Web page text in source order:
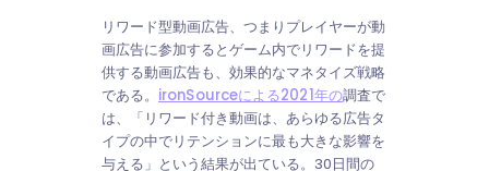
リワード型動画広告、つまりプレイヤーが動
画広告に参加するとゲーム内でリワードを提
供する動画広告も、効果的なマネタイズ戦略
である。 ironSourceによる2021年の調査で
は、「リワード付き動画は、あらゆる広告タ
イプの中でリテンションに最も大きな影響を
与える」という結果が出ている。30日間の